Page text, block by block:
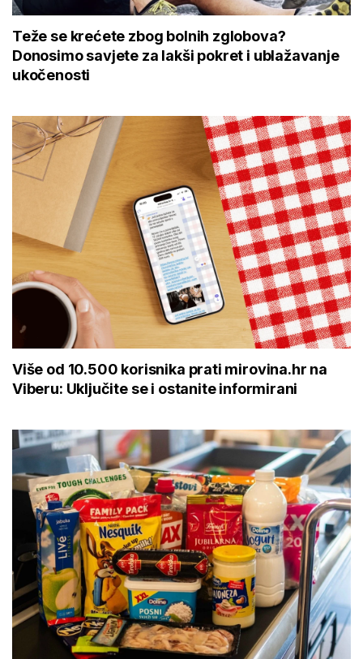
Teže se krećete zbog bolnih zglobova?
Donosimo savjete za lakši pokret i ublažavanje
ukočenosti
Više od 10.500 korisnika prati mirovina.hr na
Viberu: Uključite se i ostanite informirani